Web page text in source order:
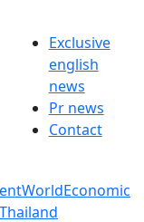
Exclusive
english
news
Pr news
Contact
WorldEconomic
Thailand